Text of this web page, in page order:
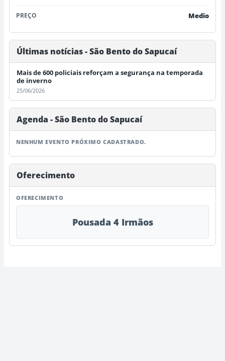
PREÇO Medio
Últimas notícias - São Bento do Sapucaí
Mais de 600 policiais reforçam a segurança na temporada
de inverno
25/06/2026
Agenda - São Bento do Sapucaí
NENHUM EVENTO PRÓXIMO CADASTRADO.
Oferecimento
OFERECIMENTO
Pousada 4 Irmãos